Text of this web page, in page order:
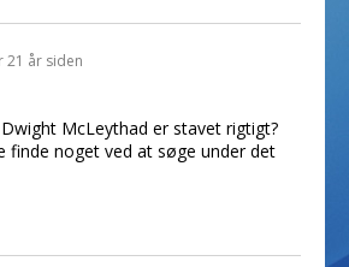
21 år siden
McLeythad er stavet rigtigt?
finde noget ved at søge under det